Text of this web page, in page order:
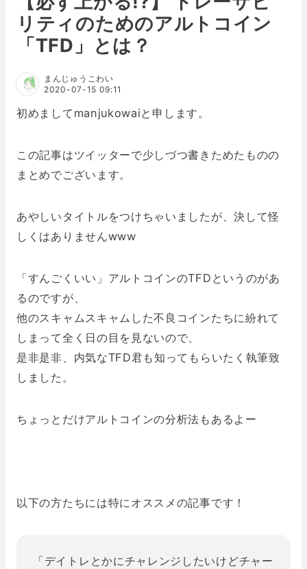
リティのためのアルトコイン
「TFD」とは？
まんじゅうこわい
2020-07-15 09:11
初めましてmanjukowaiと申します。
この記事はツイッターで少しづつ書きためたものの
まとめでございます。
あやしいタイトルをつけちゃいましたが、決して怪
しくはありませんwww
「すんごくいい」アルトコインのTFDというのがあ
るのですが、
他のスキャムスキャムした不良コインたちに紛れて
しまって全く日の目を見ないので、
是非是非、内気なTFD君も知ってもらいたく執筆致
しました。
ちょっとだけアルトコインの分析法もあるよー
以下の方たちには特にオススメの記事です！
「デイトレとかにチャレンジしたいけどチャー